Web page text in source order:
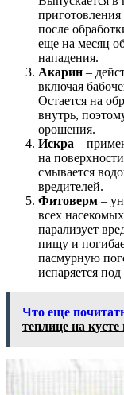
приготовления
после
еще на месяц
нападения.
Акарин –
включая
Остается на
внутрь,
орошения.
Искра –
на
смывается
вредителей.
Фитоверм –
всех
парализует
пищу и
пасмурную
испаряется
Что еще
теплице на